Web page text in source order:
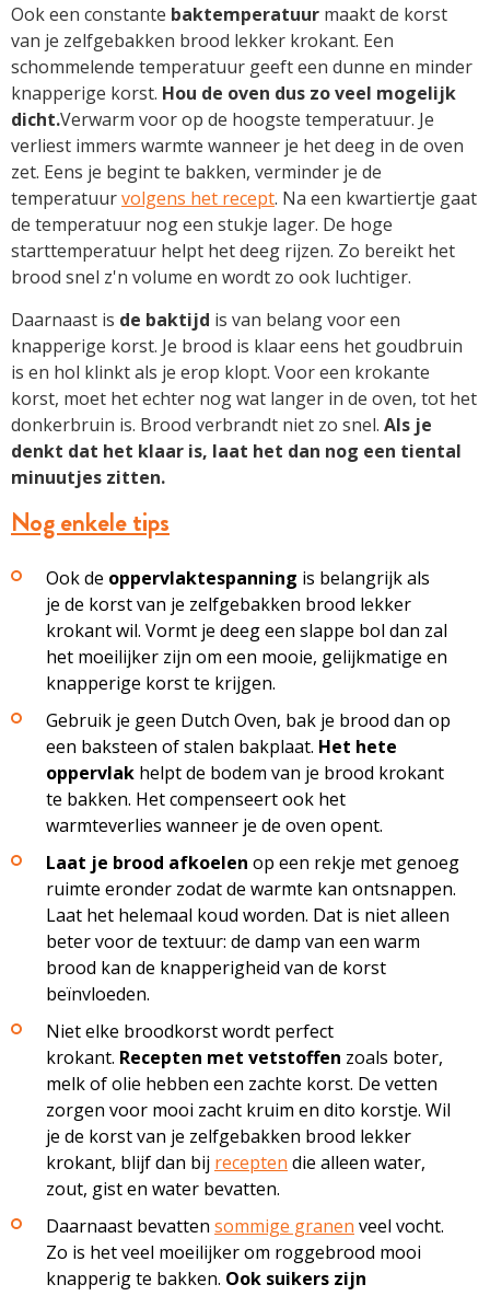
Ook een constante baktemperatuur maakt de korst
van je zelfgebakken brood lekker krokant. Een
schommelende temperatuur geeft een dunne en minder
knapperige korst. Hou de oven dus zo veel mogelijk
dicht.Verwarm voor op de hoogste temperatuur. Je
verliest immers warmte wanneer je het deeg in de oven
zet. Eens je begint te bakken, verminder je de
temperatuurvolgens het recept. Na een kwartiertje gaat
de temperatuur nog een stukje lager. De hoge
starttemperatuur helpt het deeg rijzen. Zo bereikt het
brood snel z'n volume en wordt zo ook luchtiger.
Daarnaast is de baktijd is van belang voor een
knapperige korst. Je brood is klaar eens het goudbruin
is en hol klinkt als je erop klopt. Voor een krokante
korst, moet het echter nog wat langer in de oven, tot het
donkerbruin is. Brood verbrandt niet zo snel. Als je
denkt dat het klaar is, laat het dan nog een tiental
minuutjes zitten.
Nog enkele tips
Ook de oppervlaktespanning is belangrijk als
je de korst van je zelfgebakken brood lekker
krokant wil. Vormt je deeg een slappe bol dan zal
het moeilijker zijn om een mooie, gelijkmatige en
knapperige korst te krijgen.
Gebruik je geen Dutch Oven, bak je brood dan op
een baksteen of stalen bakplaat. Het hete
oppervlak helpt de bodem van je brood krokant
te bakken. Het compenseert ook het
warmteverlies wanneer je de oven opent.
Laat je brood afkoelen op een rekje met genoeg
ruimte eronder zodat de warmte kan ontsnappen.
Laat het helemaal koud worden. Dat is niet alleen
beter voor de textuur: de damp van een warm
brood kan de knapperigheid van de korst
beïnvloeden.
Niet elke broodkorst wordt perfect
krokant. Recepten met vetstoffen zoals boter,
melk of olie hebben een zachte korst. De vetten
zorgen voor mooi zacht kruim en dito korstje. Wil
je de korst van je zelfgebakken brood lekker
krokant, blijf dan bij recepten die alleen water,
zout, gist en water bevatten.
Daarnaast bevatten sommige granen veel vocht.
Zo is het veel moeilijker om roggebrood mooi
knapperig te bakken. Ook suikers zijn